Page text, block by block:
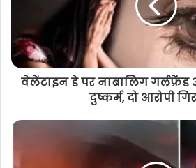
वेलेंटाइन डे पर नाबालिग
दुष्कर्म, दो आरोपी